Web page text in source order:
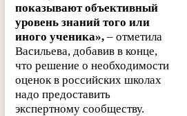
показывают объективный
уровень знаний того или
иного ученика»,– отметила
Васильева, добавив в конце,
что решение о необходимости
оценок в российских школах
надо предоставить
экспертному сообществу.